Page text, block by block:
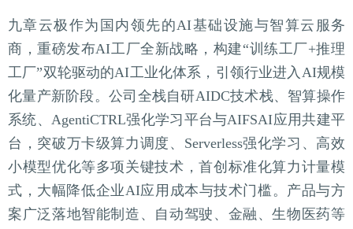
九章云极作为国内领先的AI基础设施与智算云服务
商，重磅发布AI工厂全新战略，构建“训练工厂+推理
工厂”双轮驱动的AI工业化体系，引领行业进入AI规模
化量产新阶段。公司全栈自研AIDC技术栈、智算操作
系统、AgentiCTRL强化学习平台与AIFSAI应用共建平
台，突破万卡级算力调度、Serverless强化学习、高效
小模型优化等多项关键技术，首创标准化算力计量模
式，大幅降低企业AI应用成本与技术门槛。产品与方
案广泛落地智能制造、自动驾驶、金融、生物医药等